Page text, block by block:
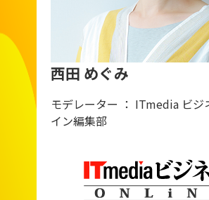
西田 めぐみ
モデレーター ： ITmedia ビジ
イン編集部